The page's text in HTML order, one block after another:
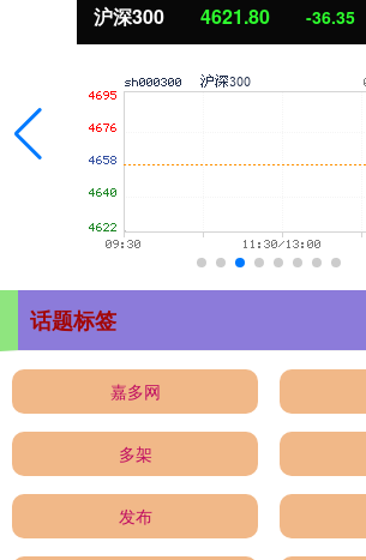
沪深300 4621.80 -36.35
话题标签
嘉多网
多架
发布